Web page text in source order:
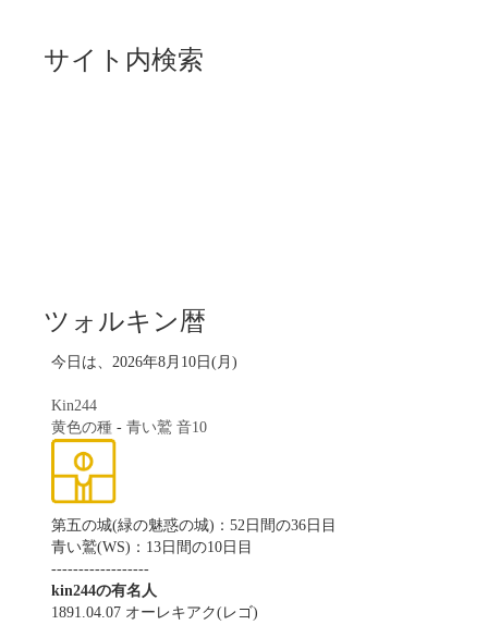
サイト内検索
ツォルキン暦
今日は、2026年8月10日(月)
Kin244
黄色の種 - 青い鷲 音10
第五の城(緑の魅惑の城)：52日間の36日目
青い鷲(WS)：13日間の10日目
------------------
kin244の有名人
1891.04.07 オーレキアク(レゴ)